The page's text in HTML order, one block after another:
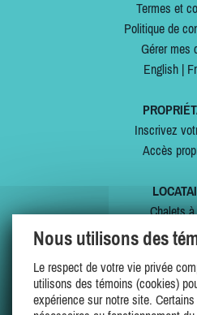
Termes et
Politique de
Gérer mes
English|
Inscrivez
Accès
Chalets
Chalets à
Offres
Mes
Nous utilisons des
Le respect de votre vie privée
utilisons des témoins (cookies)
expérience sur notre site.